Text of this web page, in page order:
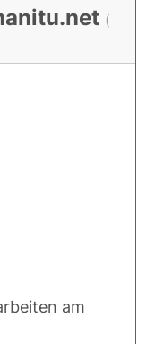
(
am